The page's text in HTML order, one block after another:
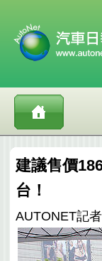
建議售價
台！
AUTONET記